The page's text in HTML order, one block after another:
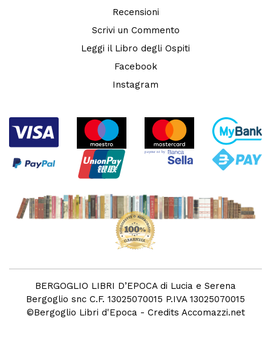
Recensioni
Scrivi un Commento
Leggi il Libro degli Ospiti
Facebook
Instagram
BERGOGLIO LIBRI D’EPOCA di Lucia e Serena
Bergoglio snc C.F. 13025070015 P.IVA 13025070015
©Bergoglio Libri d'Epoca - Credits Accomazzi.net